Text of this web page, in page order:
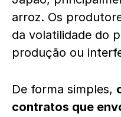
arroz. Os
da volatilidade do
produção ou
De forma simples,
contratos que